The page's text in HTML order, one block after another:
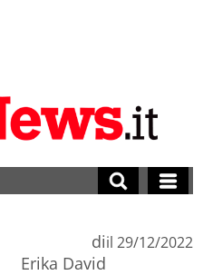
di
Erika David
il 29/12/2022